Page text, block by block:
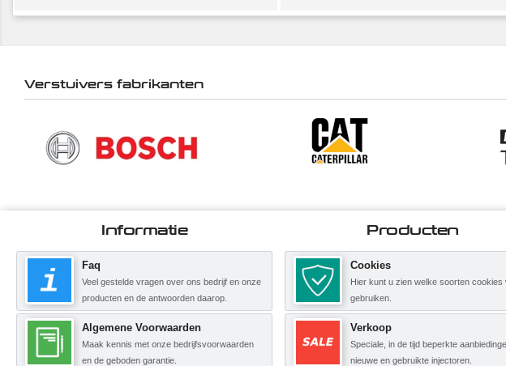
Verstuivers fabrikanten
Informatie
Faq
Veel gestelde vragen over ons bedrijf en onze
producten en de antwoorden daarop.
Algemene Voorwaarden
Maak kennis met onze bedrijfsvoorwaarden
en de geboden garantie.
Producten
Cookies
Hier kunt u zien welke soorten cookies
gebruiken.
Verkoop
Speciale, in de tijd beperkte
nieuwe en gebruikte injectoren.